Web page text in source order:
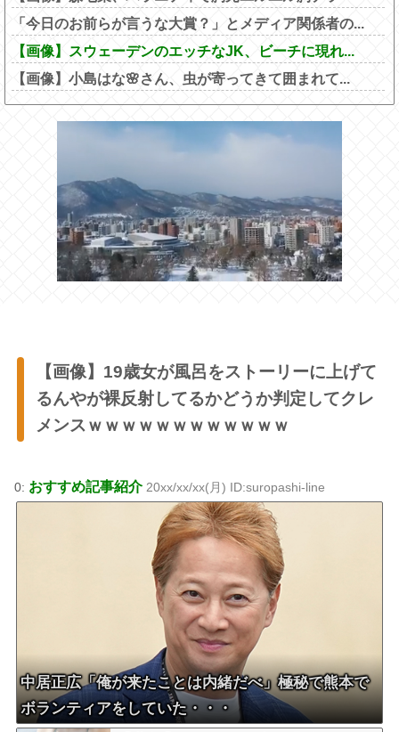
「今日のお前らが言うな大賞？」とメディア関係者の...
【画像】スウェーデンのエッチなJK、ビーチに現れ...
【画像】小島はな🌸さん、虫が寄ってきて囲まれて...
【画像】19歳女が風呂をストーリーに上げて
るんやが裸反射してるかどうか判定してクレ
メンスｗｗｗｗｗｗｗｗｗｗｗｗ
0: おすすめ記事紹介20xx/xx/xx(月) ID:suropashi-line
中居正広「俺が来たことは内緒だべ」極秘で熊本で
ボランティアをしていた・・・